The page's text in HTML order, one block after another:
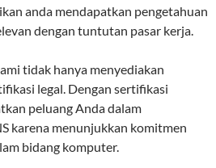
anda mendapatkan pengetahuan
dengan tuntutan pasar kerja.
tidak hanya menyediakan
legal. Dengan sertifikasi
peluang Anda dalam
karena menunjukkan komitmen
bidang komputer.